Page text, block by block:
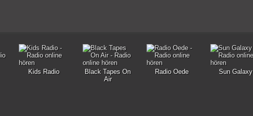
Kids Radio
Black Tapes On
Air
Radio Oede Sun Galaxy